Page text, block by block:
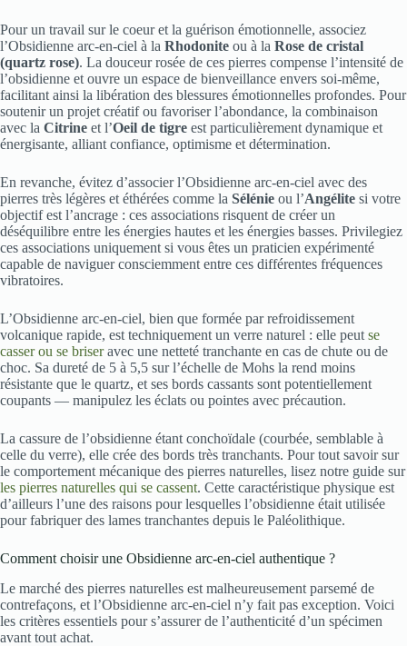
Pour un travail sur le coeur et la guérison émotionnelle, associez
l’Obsidienne arc-en-ciel à la Rhodonite ou à la Rose de cristal
(quartz rose). La douceur rosée de ces pierres compense l’intensité de
l’obsidienne et ouvre un espace de bienveillance envers soi-même,
facilitant ainsi la libération des blessures émotionnelles profondes. Pour
soutenir un projet créatif ou favoriser l’abondance, la combinaison
avec la Citrine et l’Oeil de tigre est particulièrement dynamique et
énergisante, alliant confiance, optimisme et détermination.
En revanche, évitez d’associer l’Obsidienne arc-en-ciel avec des
pierres très légères et éthérées comme la Sélénie ou l’Angélite si votre
objectif est l’ancrage : ces associations risquent de créer un
déséquilibre entre les énergies hautes et les énergies basses. Privilegiez
ces associations uniquement si vous êtes un praticien expérimenté
capable de naviguer consciemment entre ces différentes fréquences
vibratoires.
L’Obsidienne arc-en-ciel, bien que formée par refroidissement
volcanique rapide, est techniquement un verre naturel : elle peut se
casser ou se briseravec une netteté tranchante en cas de chute ou de
choc. Sa dureté de 5 à 5,5 sur l’échelle de Mohs la rend moins
résistante que le quartz, et ses bords cassants sont potentiellement
coupants — manipulez les éclats ou pointes avec précaution.
La cassure de l’obsidienne étant conchoïdale (courbée, semblable à
celle du verre), elle crée des bords très tranchants. Pour tout savoir sur
le comportement mécanique des pierres naturelles, lisez notre guide sur
les pierres naturelles qui se cassent. Cette caractéristique physique est
d’ailleurs l’une des raisons pour lesquelles l’obsidienne était utilisée
pour fabriquer des lames tranchantes depuis le Paléolithique.
Comment choisir une Obsidienne arc-en-ciel authentique ?
Le marché des pierres naturelles est malheureusement parsemé de
contrefaçons, et l’Obsidienne arc-en-ciel n’y fait pas exception. Voici
les critères essentiels pour s’assurer de l’authenticité d’un spécimen
avant tout achat.